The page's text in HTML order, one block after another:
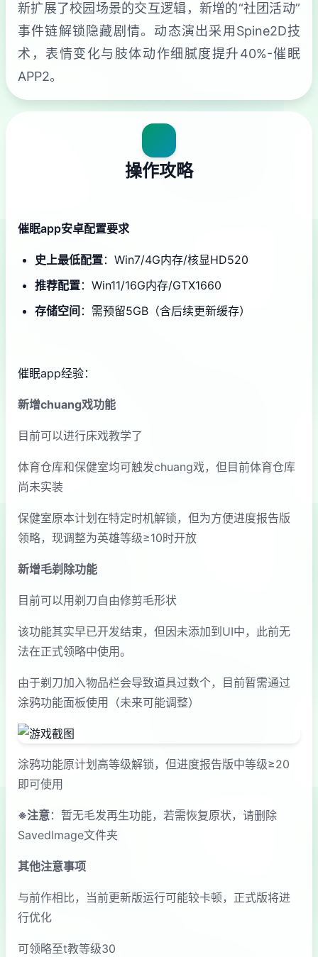
新扩展了校园场景的交互逻辑，新增的“社团活动”
事件链解锁隐藏剧情。动态演出采用Spine2D技
术，表情变化与肢体动作细腻度提升40%-催眠
APP2。
操作攻略
催眠app安卓配置要求
​史上最低配置​​：Win7/4G内存/核显HD520
​推荐配置​​：Win11/16G内存/GTX1660
​存储空间​ ​：需预留5GB（含后续更新缓存）
催眠app经验：
新增chuang戏功能
目前可以进行床戏教学了
体育仓库和保健室均可触发chuang戏，但目前体育仓库
尚未实装
保健室原本计划在特定时机解锁，但为方便进度报告版
领略，现调整为英雄等级≥10时开放
新增毛剃除功能
目前可以用剃刀自由修剪毛形状
该功能其实早已开发结束，但因未添加到UI中，此前无
法在正式领略中使用。
由于剃刀加入物品栏会导致道具过数个，目前暂需通过
涂鸦功能面板使用（未来可能调整）
涂鸦功能原计划高等级解锁，但进度报告版中等级≥20
即可使用
※注意：暂无毛发再生功能，若需恢复原状，请删除
SavedImage文件夹
其他注意事项
与前作相比，当前更新版运行可能较卡顿，正式版将进
行优化
可领略至t教等级30